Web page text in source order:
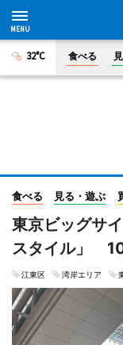
32°C 食べる
食べる 見る・遊ぶ
東京ビッグサ
スタイル」
江東区 湾岸エリア